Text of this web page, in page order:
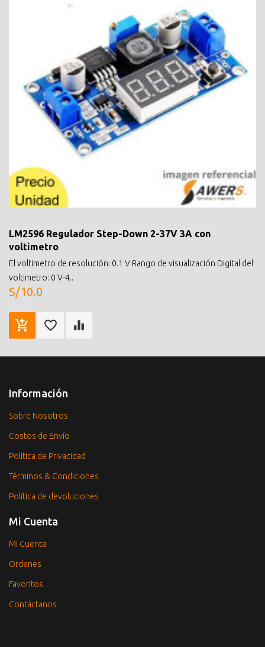
LM2596 Regulador Step-Down 2-37V 3A con
voltimetro
El voltimetro de resolución: 0.1 V Rango de visualización Digital del
voltimetro: 0 V-4..
S/10.0
Información
Sobre Nosotros
Costos de Envío
Política de Privacidad
Términos & Condiciones
Política de devoluciones
Mi Cuenta
Mi Cuenta
Ordenes
Favoritos
Contáctanos